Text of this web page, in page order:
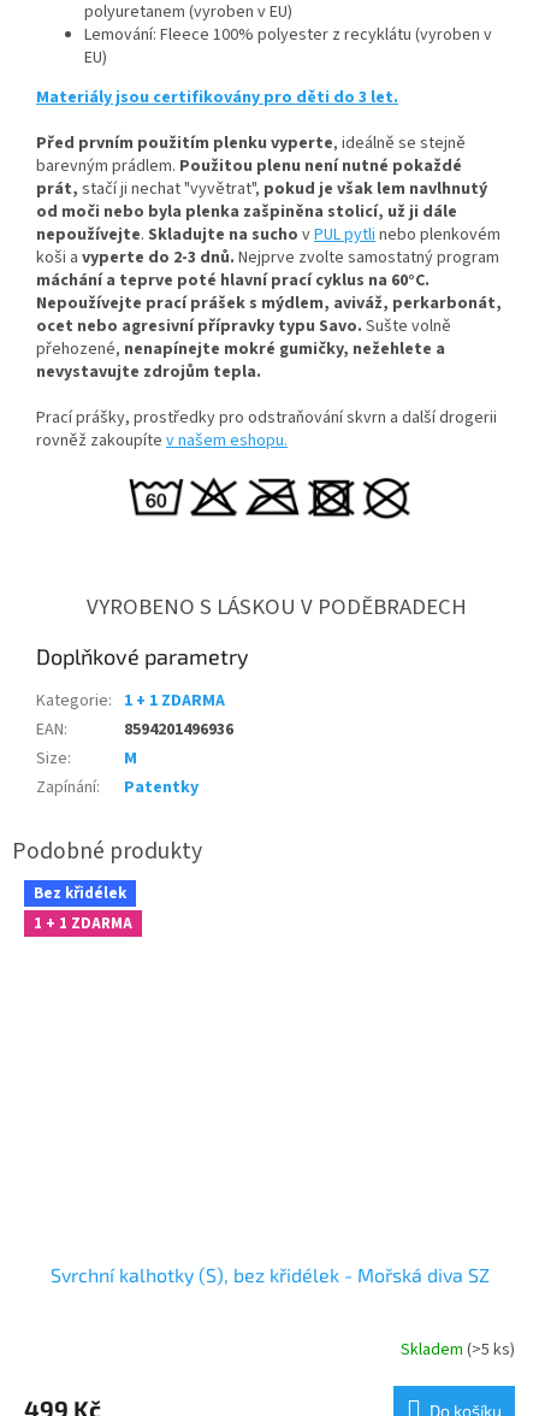
polyuretanem (vyroben v EU)
Lemování: Fleece 100% polyester z recyklátu (vyroben v
EU)
Materiály jsou certifikovány pro děti do 3 let.
Před prvním použitím plenku vyperte, ideálně se stejně
barevným prádlem. Použitou plenu není nutné pokaždé
prát, stačí ji nechat "vyvětrat", pokud je však lem navlhnutý
od moči nebo byla plenka zašpiněna stolicí, už ji dále
nepoužívejte. Skladujte na sucho vPUL pytlinebo plenkovém
koši a vyperte do 2-3 dnů. Nejprve zvolte samostatný program
máchání a teprve poté hlavní prací cyklus na 60°C.
Nepoužívejte prací prášek s mýdlem, aviváž, perkarbonát,
ocet nebo agresivní přípravky typu Savo. Sušte volně
přehozené, nenapínejte mokré gumičky, nežehlete a
nevystavujte zdrojům tepla.
Prací prášky, prostředky pro odstraňování skvrn a další drogerii
rovněž zakoupíte v našem eshopu.
VYROBENO S LÁSKOU V PODĚBRADECH
Doplňkové parametry
Kategorie: 1 + 1 ZDARMA
EAN:
8594201496936
Size:
M
Zapínání: Patentky
Bez křidélek
1 + 1 ZDARMA
Svrchní kalhotky (S), bez křidélek - Mořská diva SZ
Skladem (>5 ks)
499 Kč Do košíku